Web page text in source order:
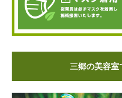
三郷の美容